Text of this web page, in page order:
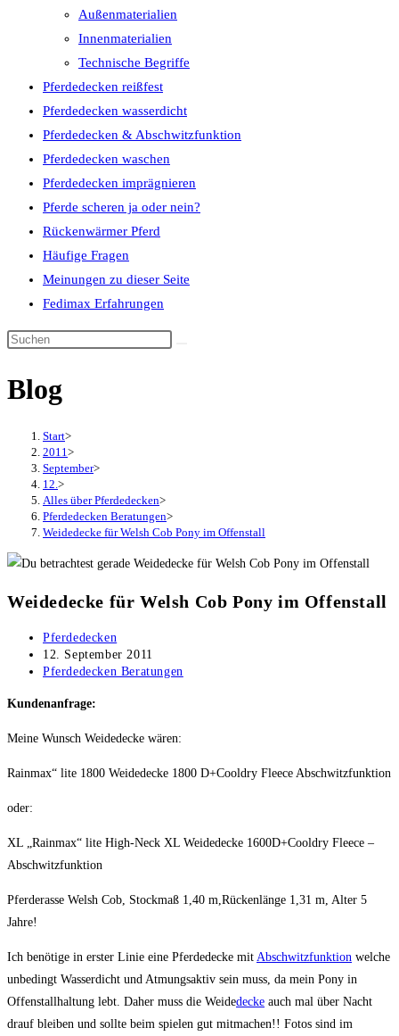
Außenmaterialien
Innenmaterialien
Technische Begriffe
Pferdedecken reißfest
Pferdedecken wasserdicht
Pferdedecken & Abschwitzfunktion
Pferdedecken waschen
Pferdedecken imprägnieren
Pferde scheren ja oder nein?
Rückenwärmer Pferd
Häufige Fragen
Meinungen zu dieser Seite
Fedimax Erfahrungen
Diese
durchsuchen
Blog
Start>
2011 >
September>
12. >
Alles über Pferdedecken>
Pferdedecken Beratungen>
Weidedecke für Welsh Cob Pony im Offenstall
Weidedecke für Welsh Cob Pony im Offenstall
Beitrags-
Autor:
Pferdedecken
Beitrag
veröffentlicht:
12. September 2011
Beitrags-
Pferdedecken Beratungen
Kundenanfrage:
Meine Wunsch Weidedecke wären:
Rainmax“ lite 1800 Weidedecke 1800 D+Cooldry Fleece Abschwitzfunktion
oder:
XL „Rainmax“ lite High-Neck XL Weidedecke 1600D+Cooldry Fleece –
Abschwitzfunktion
Pferderasse Welsh Cob, Stockmaß 1,40 m,Rückenlänge 1,31 m, Alter 5
Jahre!
Ich benötige in erster Linie eine Pferdedecke mit Abschwitzfunktion welche
unbedingt Wasserdicht und Atmungsaktiv sein muss, da mein Pony in
Offenstallhaltung lebt. Daher muss die Weidedecke auch mal über Nacht
drauf bleiben und sollte beim spielen gut mitmachen!! Fotos sind im